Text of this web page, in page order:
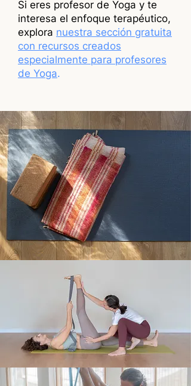
Si eres profesor de Yoga y te
interesa el enfoque terapéutico,
explora nuestra sección gratuita
con recursos creados
especialmente para profesores
de Yoga.